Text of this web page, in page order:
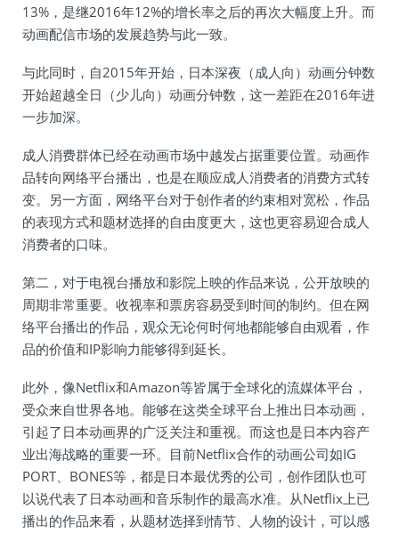
13%，是继2016年12%的增长率之后的再次大幅度上升。而
动画配信市场的发展趋势与此一致。
与此同时，自2015年开始，日本深夜（成人向）动画分钟数
开始超越全日（少儿向）动画分钟数，这一差距在2016年进
一步加深。
成人消费群体已经在动画市场中越发占据重要位置。动画作
品转向网络平台播出，也是在顺应成人消费者的消费方式转
变。另一方面，网络平台对于创作者的约束相对宽松，作品
的表现方式和题材选择的自由度更大，这也更容易迎合成人
消费者的口味。
第二，对于电视台播放和影院上映的作品来说，公开放映的
周期非常重要。收视率和票房容易受到时间的制约。但在网
络平台播出的作品，观众无论何时何地都能够自由观看，作
品的价值和IP影响力能够得到延长。
此外，像Netflix和Amazon等皆属于全球化的流媒体平台，
受众来自世界各地。能够在这类全球平台上推出日本动画，
引起了日本动画界的广泛关注和重视。而这也是日本内容产
业出海战略的重要一环。目前Netflix合作的动画公司如IG
PORT、BONES等，都是日本最优秀的公司，创作团队也可
以说代表了日本动画和音乐制作的最高水准。从Netflix上已
播出的作品来看，从题材选择到情节、人物的设计，可以感